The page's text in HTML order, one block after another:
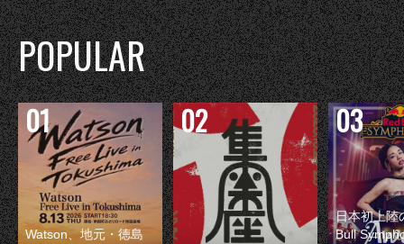
POPULAR
Watson、地元・徳島
日本初上陸
Bull